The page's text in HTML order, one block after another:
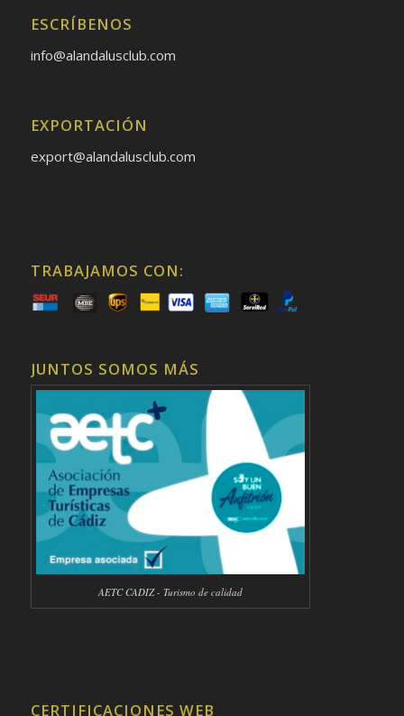
ESCRÍBENOS
info@alandalusclub.com
EXPORTACIÓN
export@alandalusclub.com
TRABAJAMOS CON:
JUNTOS SOMOS MÁS
AETC CADIZ - Turismo de calidad
CERTIFICACIONES WEB